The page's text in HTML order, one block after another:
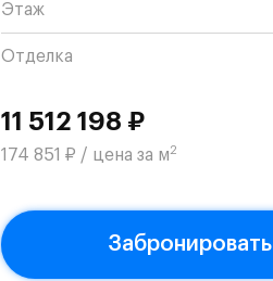
Этаж
Отделка
11 512 198 ₽
174 851 ₽ / цена за м2
Забронировать